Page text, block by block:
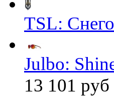
TSL:
Julbo:
13 101 руб